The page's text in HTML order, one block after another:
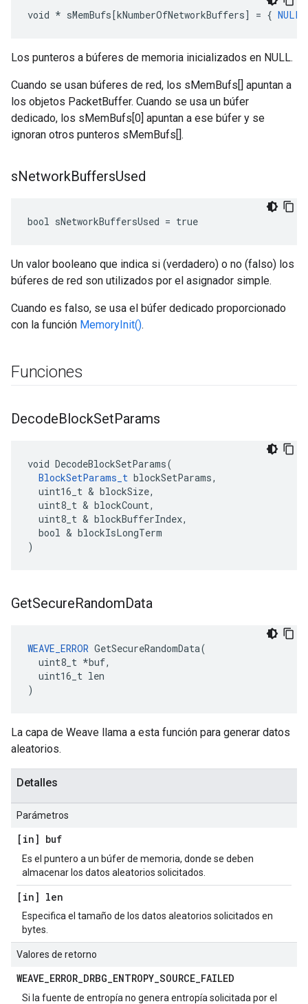
void * sMemBufs[kNumberOfNetworkBuffers] = { NULL
Los punteros a búferes de memoria inicializados en NULL.
Cuando se usan búferes de red, los sMemBufs[] apuntan a
los objetos PacketBuffer. Cuando se usa un búfer
dedicado, los sMemBufs[0] apuntan a ese búfer y se
ignoran otros punteros sMemBufs[].
sNetworkBuffersUsed
bool sNetworkBuffersUsed = true
Un valor booleano que indica si (verdadero) o no (falso) los
búferes de red son utilizados por el asignador simple.
Cuando es falso, se usa el búfer dedicado proporcionado
con la función MemoryInit().
Funciones
DecodeBlockSetParams
void DecodeBlockSetParams(
BlockSetParams_t blockSetParams,
  uint16_t & blockSize,
  uint8_t & blockCount,
  uint8_t & blockBufferIndex,
  bool & blockIsLongTerm
)
GetSecureRandomData
WEAVE_ERROR GetSecureRandomData(
  uint8_t *buf,
  uint16_t len
)
La capa de Weave llama a esta función para generar datos
aleatorios.
Detalles
Parámetros
[in] buf
Es el puntero a un búfer de memoria, donde se deben
almacenar los datos aleatorios solicitados.
[in] len
Especifica el tamaño de los datos aleatorios solicitados en
bytes.
Valores de retorno
WEAVE_ERROR_DRBG_ENTROPY_SOURCE_FAILED
Si la fuente de entropía no genera entropía solicitada por el